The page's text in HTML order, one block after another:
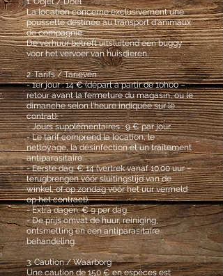
La location concerne exclusivement une
poussette destinée au transport d'animaux
de compagnie.
De verhuur betreft uitsluitend een buggy
voor het vervoer van huisdieren.
2. Tarifs / Tarieven
- 1er jour : 14 € (départ à partir de 10h00 –
retour avant la fermeture du magasin, ou le
dimanche selon l'heure indiquée sur le
contrat).
- Jours supplémentaires : 9 € par jour.
- Le tarif comprend la location, le
nettoyage, la désinfection et un traitement
antiparasitaire.
- Eerste dag: € 14 (vertrek vanaf 10.00 uur –
terugbrengen vóór sluitingstijd van de
winkel, of op zondag vóór het uur vermeld
op het contract).
- Extra dagen: € 9 per dag.
- De prijs omvat de huur, reiniging,
ontsmetting en een antiparasitaire
behandeling.
3. Caution / Waarborg
Une caution de 150 € en espèces est